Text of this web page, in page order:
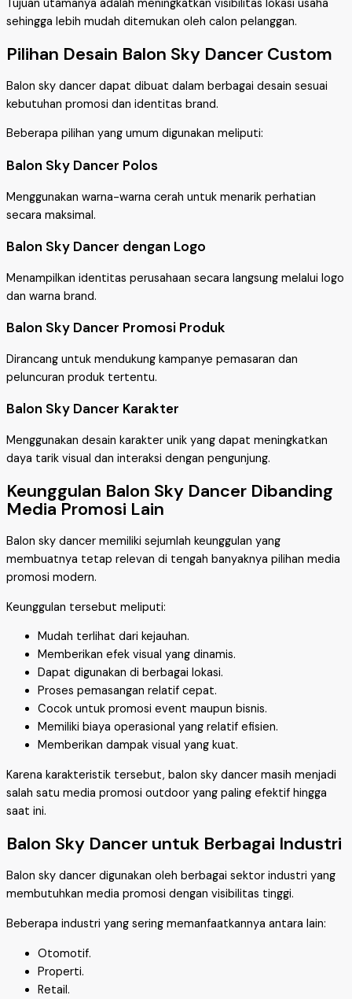
Tujuan utamanya adalah meningkatkan visibilitas lokasi usaha
sehingga lebih mudah ditemukan oleh calon pelanggan.
Pilihan Desain Balon Sky Dancer Custom
Balon sky dancer dapat dibuat dalam berbagai desain sesuai
kebutuhan promosi dan identitas brand.
Beberapa pilihan yang umum digunakan meliputi:
Balon Sky Dancer Polos
Menggunakan warna-warna cerah untuk menarik perhatian
secara maksimal.
Balon Sky Dancer dengan Logo
Menampilkan identitas perusahaan secara langsung melalui logo
dan warna brand.
Balon Sky Dancer Promosi Produk
Dirancang untuk mendukung kampanye pemasaran dan
peluncuran produk tertentu.
Balon Sky Dancer Karakter
Menggunakan desain karakter unik yang dapat meningkatkan
daya tarik visual dan interaksi dengan pengunjung.
Keunggulan Balon Sky Dancer Dibanding
Media Promosi Lain
Balon sky dancer memiliki sejumlah keunggulan yang
membuatnya tetap relevan di tengah banyaknya pilihan media
promosi modern.
Keunggulan tersebut meliputi:
Mudah terlihat dari kejauhan.
Memberikan efek visual yang dinamis.
Dapat digunakan di berbagai lokasi.
Proses pemasangan relatif cepat.
Cocok untuk promosi event maupun bisnis.
Memiliki biaya operasional yang relatif efisien.
Memberikan dampak visual yang kuat.
Karena karakteristik tersebut, balon sky dancer masih menjadi
salah satu media promosi outdoor yang paling efektif hingga
saat ini.
Balon Sky Dancer untuk Berbagai Industri
Balon sky dancer digunakan oleh berbagai sektor industri yang
membutuhkan media promosi dengan visibilitas tinggi.
Beberapa industri yang sering memanfaatkannya antara lain:
Otomotif.
Properti.
Retail.